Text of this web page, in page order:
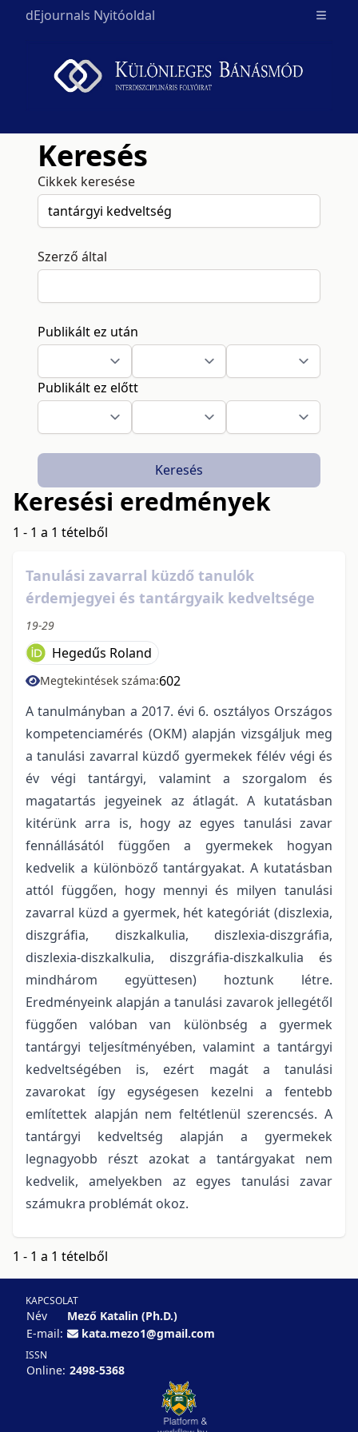
dEjournals Nyitóoldal Open
Keresés
Cikkek keresése
Szerző által
Publikált ez után
Publikált ez előtt
Keresés
Keresési eredmények
1 - 1 a 1 tételből
Tanulási zavarral küzdő tanulók
érdemjegyei és tantárgyaik kedveltsége
19-29
Hegedűs Roland
Megtekintések száma:602
A tanulmányban a 2017. évi 6. osztályos Országos
kompetenciamérés (OKM) alapján vizsgáljuk meg
a tanulási zavarral küzdő gyermekek félév végi és
év végi tantárgyi, valamint a szorgalom és
magatartás jegyeinek az átlagát. A kutatásban
kitérünk arra is, hogy az egyes tanulási zavar
fennállásától függően a gyermekek hogyan
kedvelik a különböző tantárgyakat. A kutatásban
attól függően, hogy mennyi és milyen tanulási
zavarral küzd a gyermek, hét kategóriát (diszlexia,
diszgráfia, diszkalkulia, diszlexia-diszgráfia,
diszlexia-diszkalkulia, diszgráfia-diszkalkulia és
mindhárom együttesen) hoztunk létre.
Eredményeink alapján a tanulási zavarok jellegétől
függően valóban van különbség a gyermek
tantárgyi teljesítményében, valamint a tantárgyi
kedveltségében is, ezért magát a tanulási
zavarokat így egységesen kezelni a fentebb
említettek alapján nem feltétlenül szerencsés. A
tantárgyi kedveltség alapján a gyermekek
legnagyobb részt azokat a tantárgyakat nem
kedvelik, amelyekben az egyes tanulási zavar
számukra problémát okoz.
1 - 1 a 1 tételből
KAPCSOLAT
Név
Mező Katalin (Ph.D.)
E-mail:
kata.mezo1@gmail.com
ISSN
Online: 2498-5368